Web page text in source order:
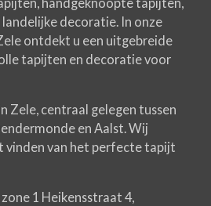
decoratie. In onze
ontdekt u een uitgebreide
tapijten en decoratie voor
Zele, centraal gelegen tussen
en Aalst. Wij
vinden van het perfecte tapijt
1 Heikensstraat 4,